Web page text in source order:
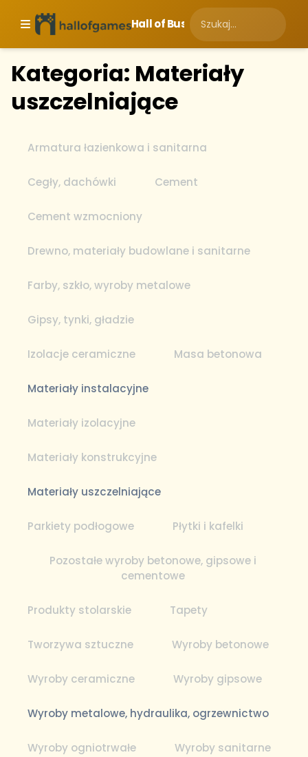
Hall of Business
Kategoria: Materiały
uszczelniające
Armatura łazienkowa i sanitarna
Cegły, dachówki Cement
Cement wzmocniony
Drewno, materiały budowlane i sanitarne
Farby, szkło, wyroby metalowe
Gipsy, tynki, gładzie
Izolacje ceramiczne Masa betonowa
Materiały instalacyjne
Materiały izolacyjne
Materiały konstrukcyjne
Materiały uszczelniające
Parkiety podłogowe Płytki i kafelki
Pozostałe wyroby betonowe, gipsowe i
cementowe
Produkty stolarskie Tapety
Tworzywa sztuczne Wyroby betonowe
Wyroby ceramiczne Wyroby gipsowe
Wyroby metalowe, hydraulika, ogrzewnictwo
Wyroby ogniotrwałe Wyroby sanitarne